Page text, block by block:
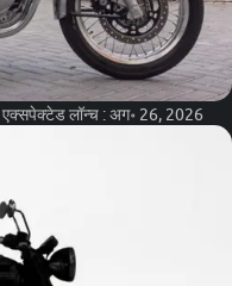
एक्सपेक्टेड लॉन्च :अग॰ 26, 2026